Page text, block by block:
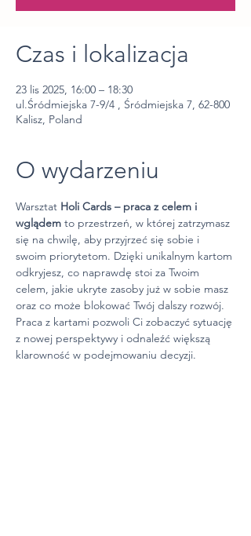
Czas i lokalizacja
23 lis 2025, 16:00 – 18:30
ul.Śródmiejska 7-9/4 , Śródmiejska 7, 62-800
Kalisz, Poland
O wydarzeniu
Warsztat Holi Cards – praca z celem i
wglądem to przestrzeń, w której zatrzymasz
się na chwilę, aby przyjrzeć się sobie i
swoim priorytetom. Dzięki unikalnym kartom
odkryjesz, co naprawdę stoi za Twoim
celem, jakie ukryte zasoby już w sobie masz
oraz co może blokować Twój dalszy rozwój.
Praca z kartami pozwoli Ci zobaczyć sytuację
z nowej perspektywy i odnaleźć większą
klarowność w podejmowaniu decyzji.